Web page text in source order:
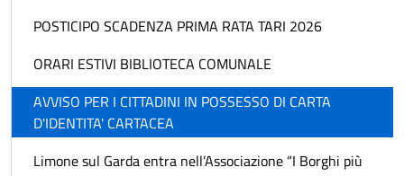
POSTICIPO SCADENZA PRIMA RATA TARI 2026
ORARI ESTIVI BIBLIOTECA COMUNALE
AVVISO PER I CITTADINI IN POSSESSO DI CARTA
D'IDENTITA' CARTACEA
Limone sul Garda entra nell’Associazione “I Borghi più